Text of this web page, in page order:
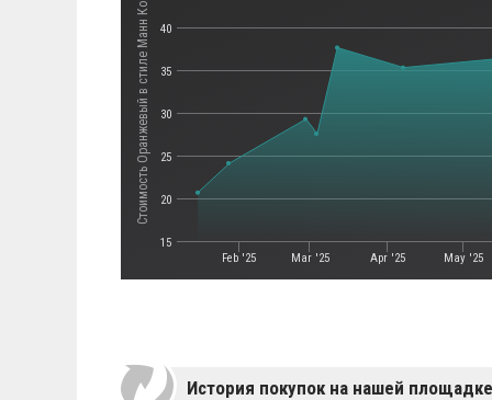
Стоимость Оранжевый в стиле Манн Ко
Feb '25 Mar '25 Apr '25 May '25
15
20
25
30
35
40
История покупок на нашей площадке